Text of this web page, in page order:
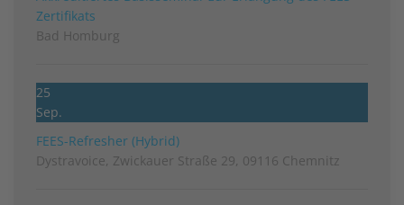
Zertifikats
Bad Homburg
25
Sep.
FEES-Refresher (Hybrid)
Dystravoice, Zwickauer Straße 29, 09116 Chemnitz